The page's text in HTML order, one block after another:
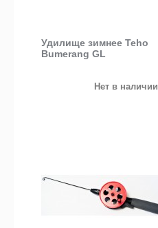
Удилище зимнее Teho
Bumerang GL
Нет в наличии